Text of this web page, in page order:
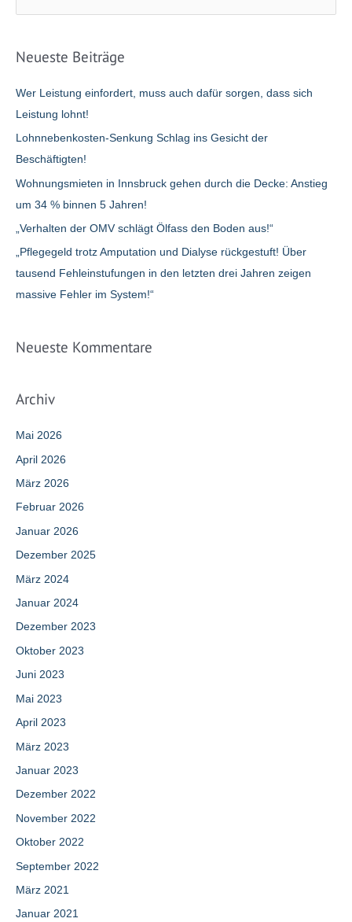
n
n
Neueste Beiträge
Wer Leistung einfordert, muss auch dafür sorgen, dass sich
Leistung lohnt!
Lohnnebenkosten-Senkung Schlag ins Gesicht der
Beschäftigten!
Wohnungsmieten in Innsbruck gehen durch die Decke: Anstieg
um 34 % binnen 5 Jahren!
„Verhalten der OMV schlägt Ölfass den Boden aus!“
„Pflegegeld trotz Amputation und Dialyse rückgestuft! Über
tausend Fehleinstufungen in den letzten drei Jahren zeigen
massive Fehler im System!“
Neueste Kommentare
Archiv
Mai 2026
April 2026
März 2026
Februar 2026
Januar 2026
Dezember 2025
März 2024
Januar 2024
Dezember 2023
Oktober 2023
Juni 2023
Mai 2023
April 2023
März 2023
Januar 2023
Dezember 2022
November 2022
Oktober 2022
September 2022
März 2021
Januar 2021